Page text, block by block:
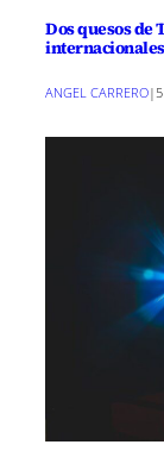
Dos quesos de
ANGEL CARRERO|